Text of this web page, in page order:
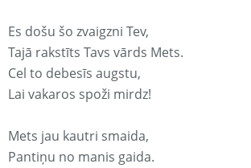
Es došu šo zvaigzni Tev,
Tajā rakstīts Tavs vārds Mets.
Cel to debesīs augstu,
Lai vakaros spoži mirdz!
Mets jau kautri smaida,
Pantiņu no manis gaida.